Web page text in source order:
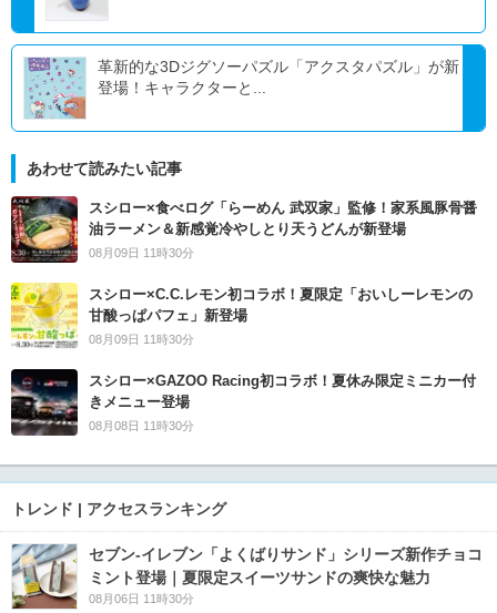
革新的な3Dジグソーパズル「アクスタパズル」が新
登場！キャラクターと...
あわせて読みたい記事
スシロー×食べログ「らーめん 武双家」監修！家系風豚骨醤
油ラーメン＆新感覚冷やしとり天うどんが新登場
08月09日 11時30分
スシロー×C.C.レモン初コラボ！夏限定「おいしーレモンの
甘酸っぱパフェ」新登場
08月09日 11時30分
スシロー×GAZOO Racing初コラボ！夏休み限定ミニカー付
きメニュー登場
08月08日 11時30分
トレンド | アクセスランキング
セブン‐イレブン「よくばりサンド」シリーズ新作チョコ
ミント登場｜夏限定スイーツサンドの爽快な魅力
08月06日 11時30分